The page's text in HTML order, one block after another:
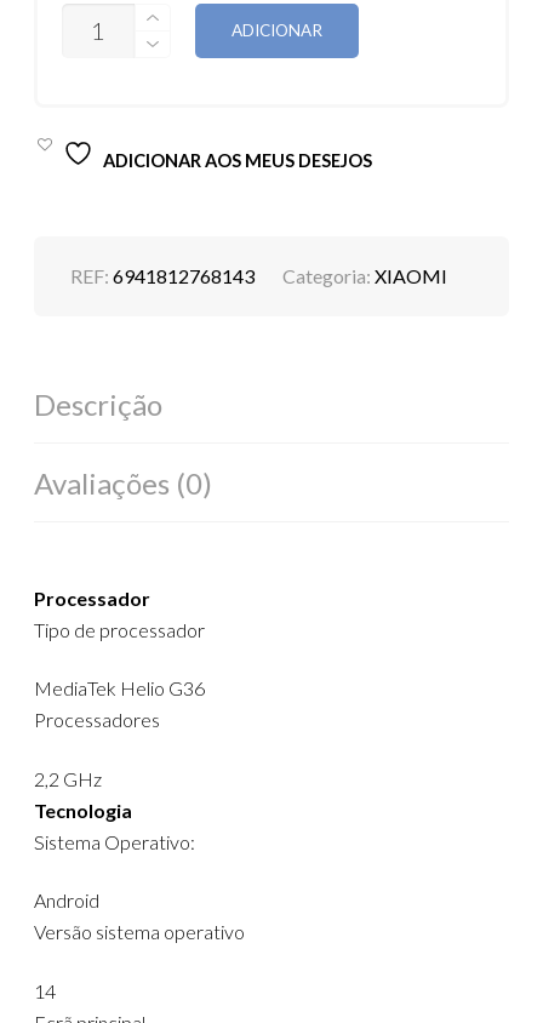
QUANTIDADE
128GB
ADICIONAR
ADICIONAR AOS MEUS DESEJOS
REF:6941812768143 Categoria:XIAOMI
Descrição
Avaliações (0)
Processador
Tipo de processador
MediaTek Helio G36
Processadores
2,2 GHz
Tecnologia
Sistema Operativo:
Android
Versão sistema operativo
14